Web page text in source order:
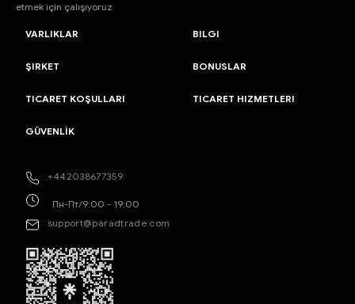
etmek için çalışıyoruz.
+442038677359
Пн-Пт/9:00 - 19:00
support@paradtrade.com
VARLIKLAR BILGI
ŞIRKET BONUSLAR
TICARET KOŞULLARI TICARET HIZMETLERI
GÜVENLİK